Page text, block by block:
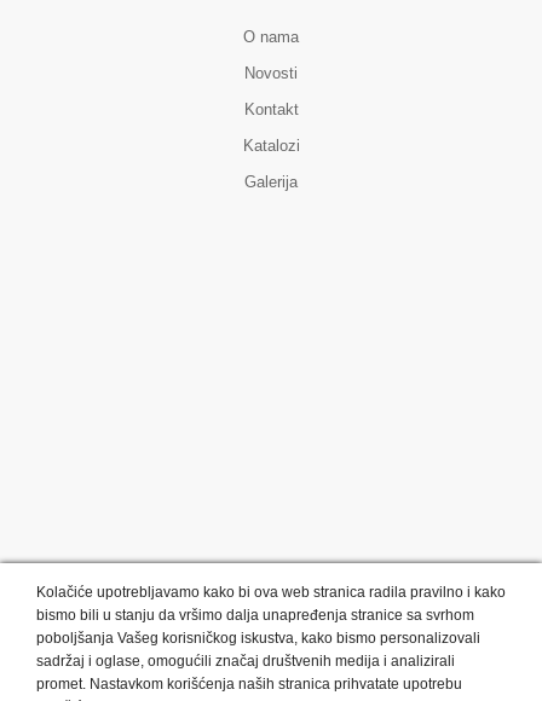
O nama
Novosti
Kontakt
Katalozi
Galerija
Kategorije proizvoda: Olovke i markeri Privesci i trakice
Kolačiće upotrebljavamo kako bi ova web stranica radila pravilno i kako
bismo bili u stanju da vršimo dalja unapređenja stranice sa svrhom
poboljšanja Vašeg korisničkog iskustva, kako bismo personalizovali
sadržaj i oglase, omogućili značaj društvenih medija i analizirali
promet. Nastavkom korišćenja naših stranica prihvatate upotrebu